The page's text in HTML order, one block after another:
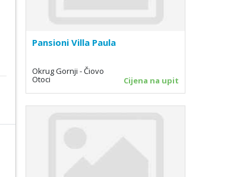
Pansioni Villa Paula
Okrug Gornji - Čiovo
Otoci Cijena na upit